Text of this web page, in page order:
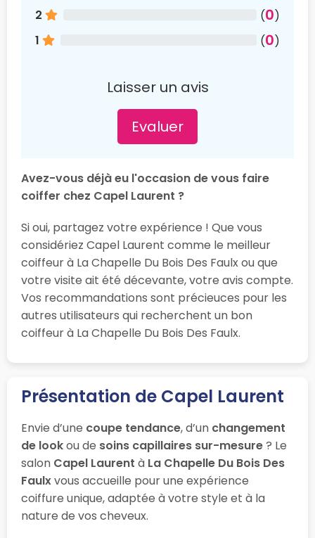
2
(0)
1
(0)
Laisser un avis
Evaluer
Avez-vous déjà eu l'occasion de vous faire
coiffer chez Capel Laurent ?
Si oui, partagez votre expérience ! Que vous
considériez Capel Laurent comme le meilleur
coiffeur à La Chapelle Du Bois Des Faulx ou que
votre visite ait été décevante, votre avis compte.
Vos recommandations sont précieuces pour les
autres utilisateurs qui recherchent un bon
coiffeur à La Chapelle Du Bois Des Faulx.
Présentation de Capel Laurent
Envie d’une coupe tendance, d’un changement
de lookou de soins capillaires sur-mesure? Le
salon Capel Laurent à La Chapelle Du Bois Des
Faulxvous accueille pour une expérience
coiffure unique, adaptée à votre style et à la
nature de vos cheveux.